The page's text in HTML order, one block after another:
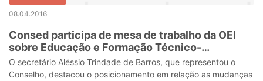
08.04.2016
Consed participa de mesa de trabalho da OEI
sobre Educação e Formação Técnico-
Profissional
O secretário Aléssio Trindade de Barros, que representou o
Conselho, destacou o posicionamento em relação as mudanças